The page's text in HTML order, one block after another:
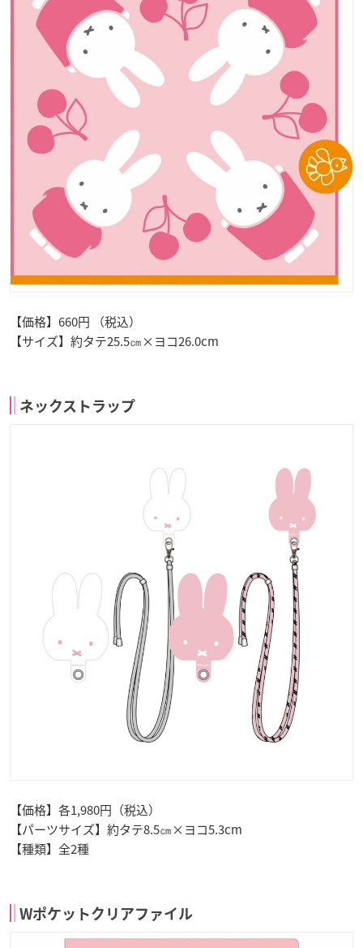
【価格】660円 （税込）
【サイズ】約タテ25.5㎝×ヨコ26.0cm
ネックストラップ
【価格】各1,980円（税込）
【パーツサイズ】約タテ8.5㎝×ヨコ5.3cm
【種類】全2種
Wポケットクリアファイル